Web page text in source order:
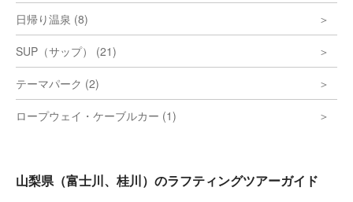
日帰り温泉 (8)
SUP（サップ） (21)
テーマパーク (2)
ロープウェイ・ケーブルカー (1)
山梨県（富士川、桂川）のラフティングツアーガイド